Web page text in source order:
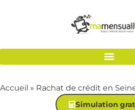
Accueil » Rachat de crédit en
Simulation